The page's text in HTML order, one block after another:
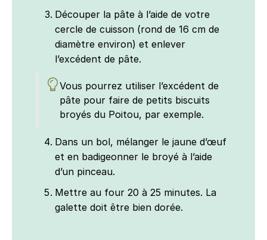
Découper la pâte à l’aide de votre
cercle de cuisson (rond de 16 cm de
diamètre environ) et enlever
l’excédent de pâte.
Vous pourrez utiliser l’excédent de
pâte pour faire de petits biscuits
broyés du Poitou, par exemple.
Dans un bol, mélanger le jaune d’œuf
et en badigeonner le broyé à l’aide
d’un pinceau.
Mettre au four 20 à 25 minutes. La
galette doit être bien dorée.